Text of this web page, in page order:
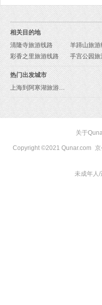
相关目的地
清隆寺旅游线路
羊蹄山旅游
彩香之里旅游线路
手宫公园旅
热门出发城市
上海到阿寒湖旅游报价
关于
Copyright ©2021 Qunar.com
未成年人